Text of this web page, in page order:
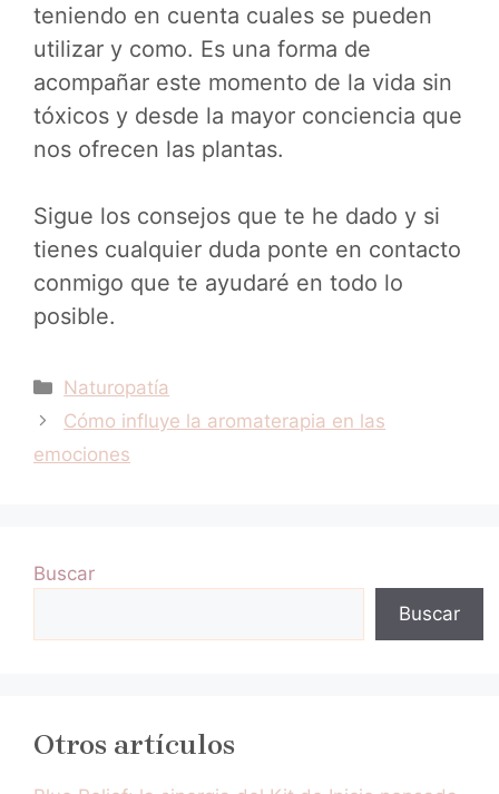
teniendo en cuenta cuales se pueden
utilizar y como. Es una forma de
acompañar este momento de la vida sin
tóxicos y desde la mayor conciencia que
nos ofrecen las plantas.
Sigue los consejos que te he dado y si
tienes cualquier duda ponte en contacto
conmigo que te ayudaré en todo lo
posible.
Categorías
Naturopatía
Cómo influye la aromaterapia en las
emociones
Buscar
Buscar
Otros artículos